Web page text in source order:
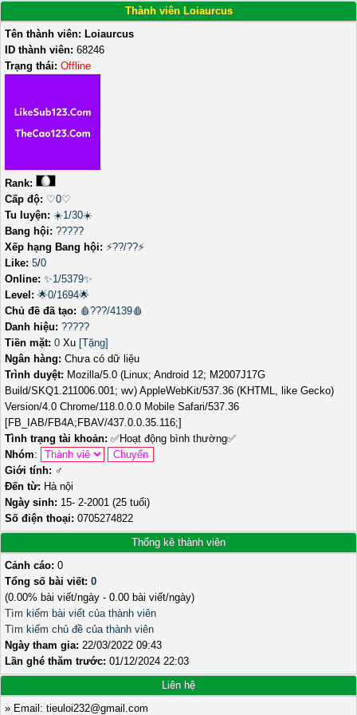
Thành viên Loiaurcus
Tên thành viên: Loiaurcus
ID thành viên: 68246
Trạng thái: Offline
Rank:
Cấp độ: ♡0♡
Tu luyện: ☀️1/30☀️
Bang hội: ?????
Xếp hạng Bang hội: ⚡??/??⚡
Like: 5/0
Online: ✨1/5379✨
Level: 🌟0/1694🌟
Chủ đề đã tạo: 🩸???/4139🩸
Danh hiệu: ?????
Tiền mặt: 0 Xu [Tặng]
Ngân hàng: Chưa có dữ liệu
Trình duyệt: Mozilla/5.0 (Linux; Android 12; M2007J17G
Build/SKQ1.211006.001; wv) AppleWebKit/537.36 (KHTML, like Gecko)
Version/4.0 Chrome/118.0.0.0 Mobile Safari/537.36
[FB_IAB/FB4A;FBAV/437.0.0.35.116;]
Tình trạng tài khoản: ✅Hoạt động bình thường✅
Nhóm:
Giới tính: ♂️
Đến từ: Hà nội
Ngày sinh: 15- 2-2001 (25 tuổi)
Số điện thoại: 0705274822
Thống kê thành viên
Cảnh cáo: 0
Tổng số bài viết: 0
(0.00% bài viết/ngày - 0.00 bài viết/ngày)
Tìm kiếm bài viết của thành viên
Tìm kiếm chủ đề của thành viên
Ngày tham gia: 22/03/2022 09:43
Lần ghé thăm trước: 01/12/2024 22:03
Liên hệ
» Email: tieuloi232@gmail.com